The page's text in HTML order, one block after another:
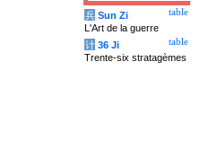
table
兵 Sun Zi
L'Art de la guerre
table
计 36 Ji
Trente-six stratagèmes